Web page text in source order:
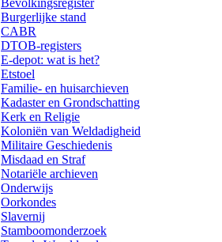
Bevolkingsregister
Burgerlijke stand
CABR
DTOB-registers
E-depot: wat is het?
Etstoel
Familie- en huisarchieven
Kadaster en Grondschatting
Kerk en Religie
Koloniën van Weldadigheid
Militaire Geschiedenis
Misdaad en Straf
Notariële archieven
Onderwijs
Oorkondes
Slavernij
Stamboomonderzoek